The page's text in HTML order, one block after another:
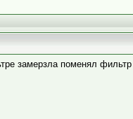
замерзла поменял